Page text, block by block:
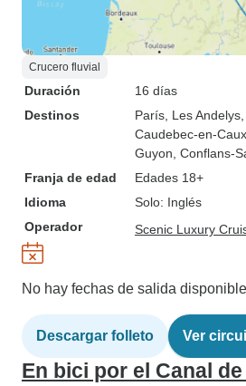
Crucero fluvial
Duración
16 días
Destinos
París , Les Andelys
Caudebec-en-Caux
Guyon , Conflans-
Franja de edad
Edades 18+
Idioma
Solo: Inglés
Operador
Scenic Luxury
No hay fechas de salida
Descargar folleto Ver
En bici por el Canal